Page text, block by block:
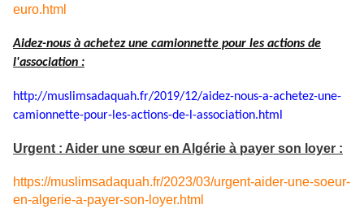
euro.html
Aidez-nous à achetez une camionnette pour les actions de
l'association :
http://muslimsadaquah.fr/2019/12/aidez-nous-a-achetez-une-
camionnette-pour-les-actions-de-l-association.html
Urgent : Aider une sœur en Algérie à payer son loyer :
https://muslimsadaquah.fr/2023/03/urgent-aider-une-soeur-
en-algerie-a-payer-son-loyer.html